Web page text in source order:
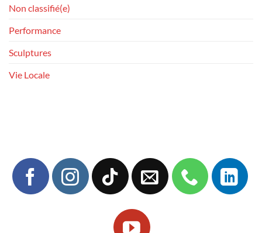
Non classifié(e)
Performance
Sculptures
Vie Locale